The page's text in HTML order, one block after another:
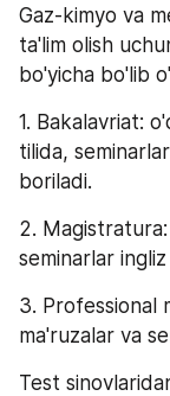
Gaz-kimyo va
ta'lim olish
bo'yicha bo'lib
1. Bakalavriat:
tilida,
boriladi.
2.
seminarlar
3. Professional
ma'ruzalar va
Test